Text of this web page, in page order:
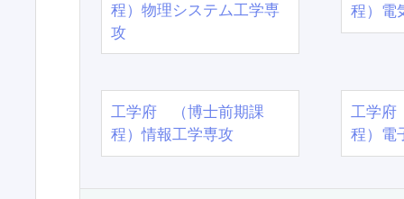
程）物理システム工学専
攻
程）電
工学府 （博士前期課
程）情報工学専攻
工学
程）電